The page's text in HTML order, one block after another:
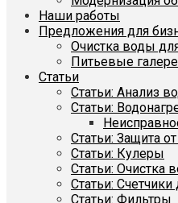
Наши работы
Предложения для
Очистка воды
Питьевые
Статьи
Статьи: Анализ
Статьи:
Статьи: Защита
Статьи: Кулеры
Статьи: Очистка
Статьи:
Статьи: Фильтры